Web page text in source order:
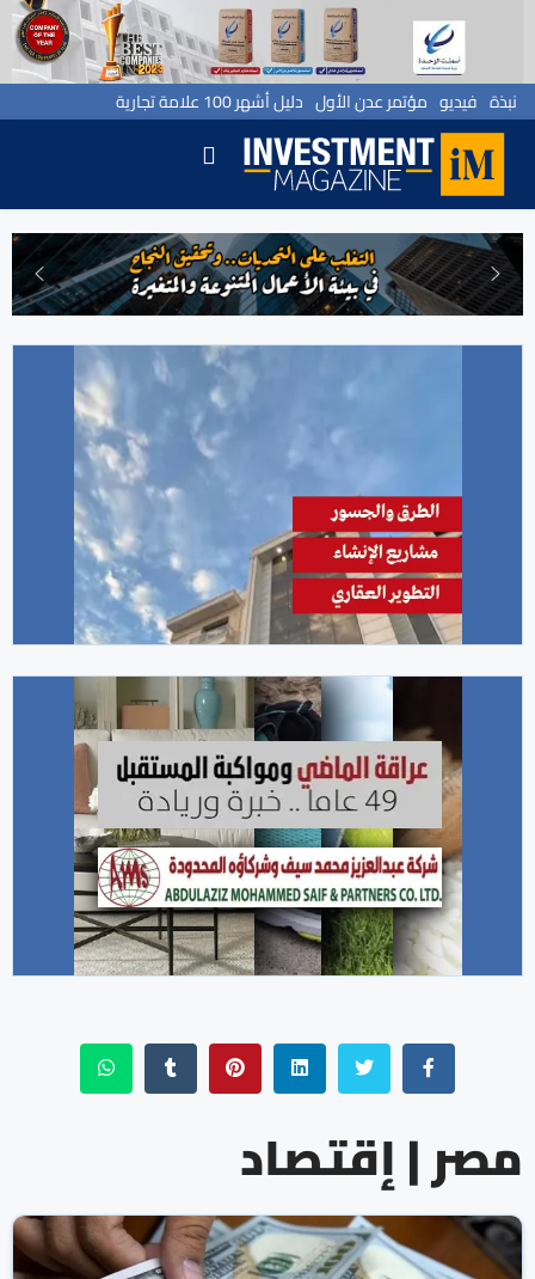
نبذة فيديو مؤتمر عدن الأول دليل أشهر 100 علامة تجارية
مصر | إقتصاد